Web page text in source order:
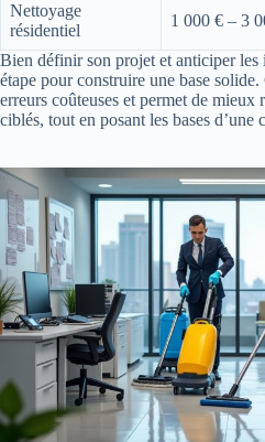
Nettoyage
résidentiel
1 000 € – 3
Bien définir son projet et anticiper les
étape pour construire une base
erreurs coûteuses et permet de mieux
ciblés, tout en posant les bases d’une